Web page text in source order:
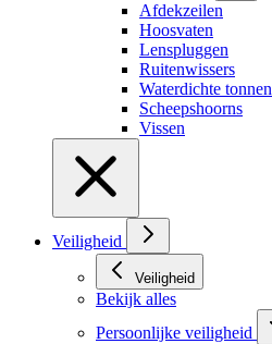
Afdekzeilen
Hoosvaten
Lenspluggen
Ruitenwissers
Waterdichte tonnen
Scheepshoorns
Vissen
Veiligheid
Veiligheid
Bekijk alles
Persoonlijke veiligheid